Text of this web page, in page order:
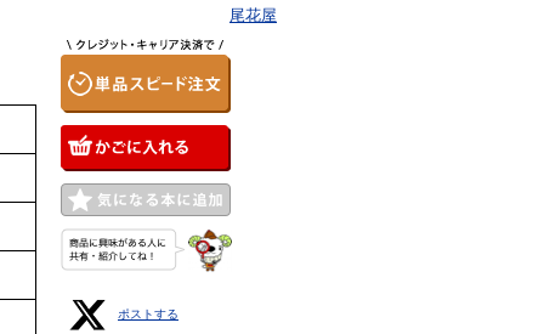
尾花屋
ポストする